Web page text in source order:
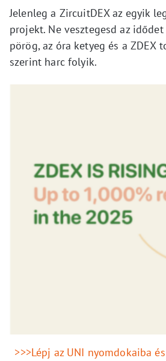
Jelenleg a ZircuitDEX az egyik
projekt. Ne vesztegesd az
pörög, az óra ketyeg és a ZDEX
szerint harc folyik.
>>>Lépj az UNI nyomdokaiba